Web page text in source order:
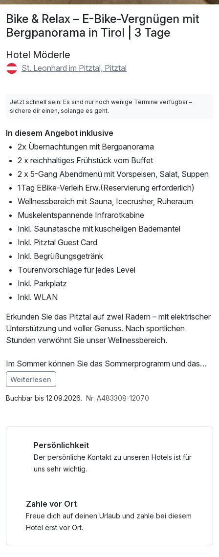
Bike & Relax – E-Bike-Vergnügen mit
Bergpanorama in Tirol | 3 Tage
Hotel Möderle
St. Leonhard im Pitztal, Pitztal
Jetzt schnell sein: Es sind nur noch wenige Termine verfügbar –
sichere dir einen, solange es geht.
In diesem Angebot inklusive
2x Übernachtungen mit Bergpanorama
2 x reichhaltiges Frühstück vom Buffet
2 x 5-Gang Abendmenü mit Vorspeisen, Salat, Suppen
1Tag EBike-Verleih Erw.(Reservierung erforderlich)
Wellnessbereich mit Sauna, Icecrusher, Ruheraum
Muskelentspannende Infrarotkabine
Inkl. Saunatasche mit kuscheligen Bademantel
Inkl. Pitztal Guest Card
Inkl. Begrüßungsgetränk
Tourenvorschläge für jedes Level
Inkl. Parkplatz
Inkl. WLAN
Erkunden Sie das Pitztal auf zwei Rädern – mit elektrischer
Unterstützung und voller Genuss. Nach sportlichen
Stunden verwöhnt Sie unser Wellnessbereich.
Im Sommer können Sie das Sommerprogramm und das
Naturparkprogramm in Anspruch nehmen - ideal, um die
schöne Natur und die vielfältigen Aktivitäten in vollen
Zügen zu genießen. Aber das ist noch nicht alles: Mit der
Inklusivleistungen
*kostenlose Nutzung der öffentlichen Verkehrsmittel im
des Naturparks Kaunergrat
*Kostenlose Teilnahme am TVB-Sommerprogramm
*myPitztal - Dein Digitaler Urlaubsbegleiter
Im Angebot enthalten
1 x Welcome Drink, Saunabenutzung, Saunatuch,
Weiterlesen
Buchbar bis 12.09.2026. Nr: A483308-12070
Persönlichkeit
Der persönliche Kontakt zu unseren Hotels ist für
uns sehr wichtig.
Zahle vor Ort
Freue dich auf deinen Urlaub und zahle bei diesem
Hotel erst vor Ort.